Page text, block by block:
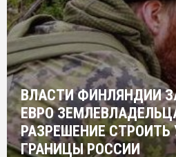
ВЛАСТИ ФИНЛЯНДИИ
ЕВРО
РАЗРЕШЕНИЕ СТРОИТЬ
ГРАНИЦЫ РОССИИ